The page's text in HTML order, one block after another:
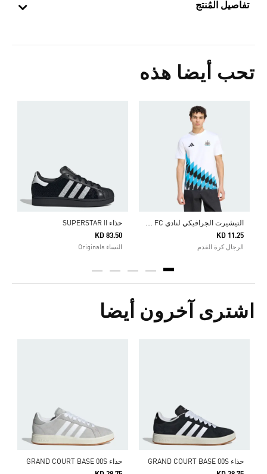
تفاصيل المُنتج
تحب أيضا هذه
ا
لتيشيرت الجرافيكي لنادي NEWCASTLE UNITED FC
KD 11.25
الرجال كرة القدم
حذاء SUPERSTAR II
KD 83.50
النساء Originals
اشترى آخرون أيضا
حذاء GRAND COURT BASE 00S
حذاء GRAND COURT BASE 00S